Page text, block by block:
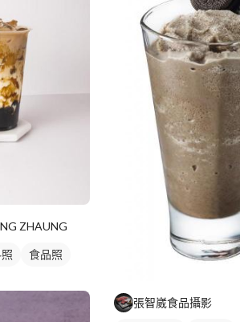
ZHAUNG
食品照
張智崴食品攝影